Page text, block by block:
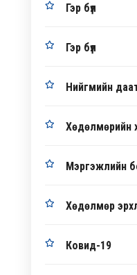
Гэр бүл
Гэр бүл
Нийгмийн
Хөдөлмөрийн
Мэргэжлийн
Хөдөлмөр
Ковид-19